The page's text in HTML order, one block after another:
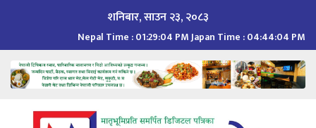
शनिबार, साउन २३, २०८३
Nepal Time :01:29:05 PMJapan Time :04:44:05 PM